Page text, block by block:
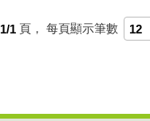
1/1 頁， 每頁顯示筆數